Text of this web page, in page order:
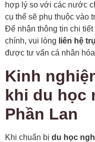
hợp lý so với các nước
cụ thể sẽ phụ thuộc vào
Để nhận thông tin chi
chính, vui lòng liên hệ
được tư vấn cá nhân
Kinh
khi du học
Phần Lan
Khi chuẩn bị du học